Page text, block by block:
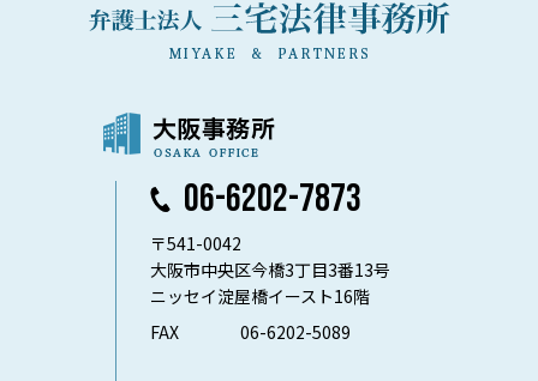
06-6202-7873
〒541-0042
大阪市中央区今橋3丁目3番13号
ニッセイ淀屋橋イースト16階
FAX
06-6202-5089